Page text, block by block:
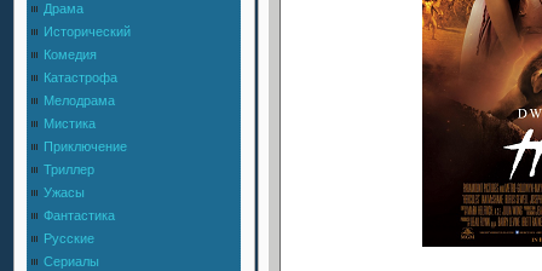
Драма
Исторический
Комедия
Катастрофа
Мелодрама
Мистика
Приключение
Триллер
Ужасы
Фантастика
Русские
Сериалы